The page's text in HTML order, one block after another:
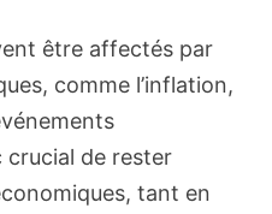
être affectés par
comme l’inflation,
crucial de rester
tant en